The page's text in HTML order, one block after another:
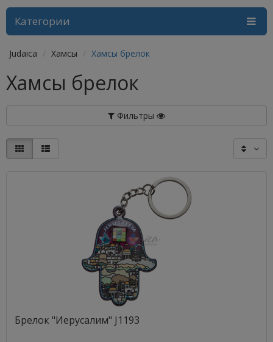
Категории
Judaica Хамсы Хамсы брелок
Хамсы брелок
Фильтры
Брелок "Иерусалим" J1193